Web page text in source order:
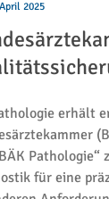
April 2025
erhält
Pathologie“
für eine